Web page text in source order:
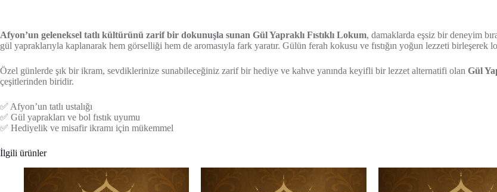
Afyon’un geleneksel tatlı kültürünü zarif bir dokunuşla sunan Gül Yapraklı Fıstıklı Lokum, damaklarda eşsiz bir deneyim
gül yapraklarıyla kaplanarak hem görselliği hem de aromasıyla fark yaratır. Gülün ferah kokusu ve fıstığın yoğun lezzeti birleşerek
Özel günlerde şık bir ikram, sevdiklerinize sunabileceğiniz zarif bir hediye ve kahve yanında keyifli bir lezzet alternatifi olan Gül
çeşitlerinden biridir.
✅ Afyon’un tatlı ustalığı
✅ Gül yaprakları ve bol fıstık uyumu
✅ Hediyelik ve misafir ikramı için mükemmel
İlgili ürünler